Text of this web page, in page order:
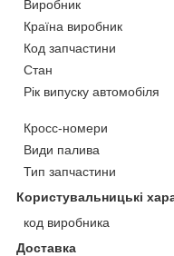
Виробник
Країна виробник
Код запчастини
Стан
Рік випуску автомобіля
Кросс-номери
Види палива
Тип запчастини
Користувальницькі
код виробника
Доставка